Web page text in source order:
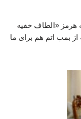
هرمز «الطاف خفیه
بمب اتم هم برای ما